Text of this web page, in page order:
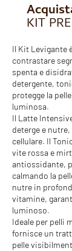
KIT
Il Kit Levigante
contrastare
spenta e
detergente,
protegge la
luminosa.
Il Latte
deterge e
cellulare. Il
vite rossa e
antiossidante,
calmando la
nutre in
vitamine,
luminoso.
Ideale per pelli
fornisce un
pelle